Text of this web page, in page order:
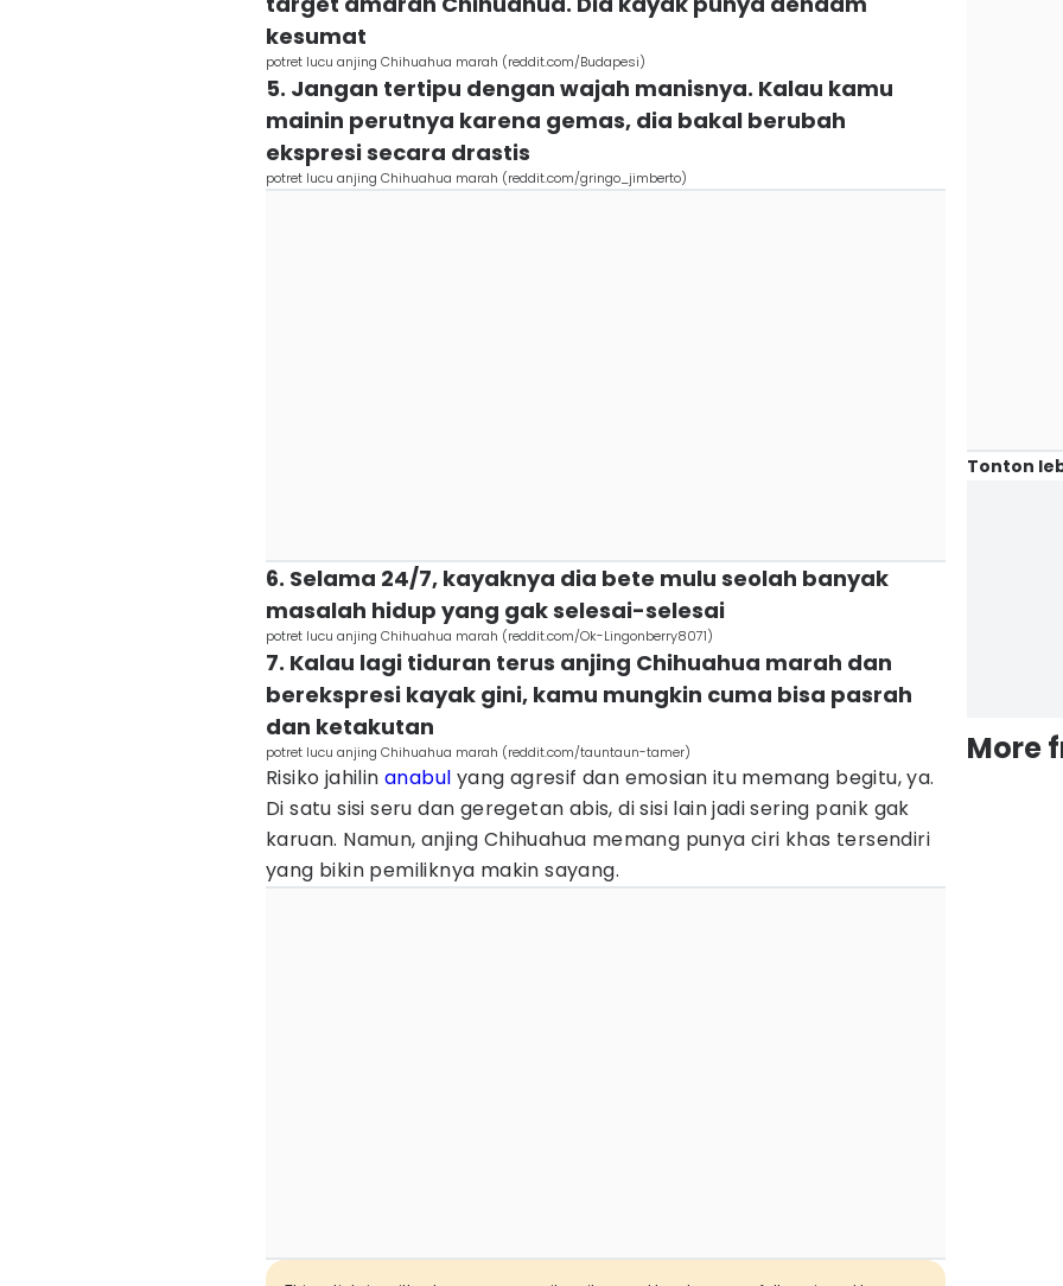
kesumat
potret lucu anjing Chihuahua marah (reddit.com/Budapesi)
5. Jangan tertipu dengan wajah manisnya. Kalau kamu
mainin perutnya karena gemas, dia bakal berubah
ekspresi secara drastis
potret lucu anjing Chihuahua marah (reddit.com/gringo_jimberto)
6. Selama 24/7, kayaknya dia bete mulu seolah banyak
masalah hidup yang gak selesai-selesai
potret lucu anjing Chihuahua marah (reddit.com/Ok-Lingonberry8071)
7. Kalau lagi tiduran terus anjing Chihuahua marah dan
berekspresi kayak gini, kamu mungkin cuma bisa pasrah
dan ketakutan
potret lucu anjing Chihuahua marah (reddit.com/tauntaun-tamer)
Risiko jahilinanabul yang agresif dan emosian itu memang begitu, ya.
Di satu sisi seru dan geregetan abis, di sisi lain jadi sering panik gak
karuan. Namun, anjing Chihuahua memang punya ciri khas tersendiri
yang bikin pemiliknya makin sayang.
Tonton
More